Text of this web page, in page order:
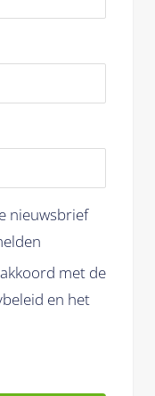
nieuwsbrief
met de
en het